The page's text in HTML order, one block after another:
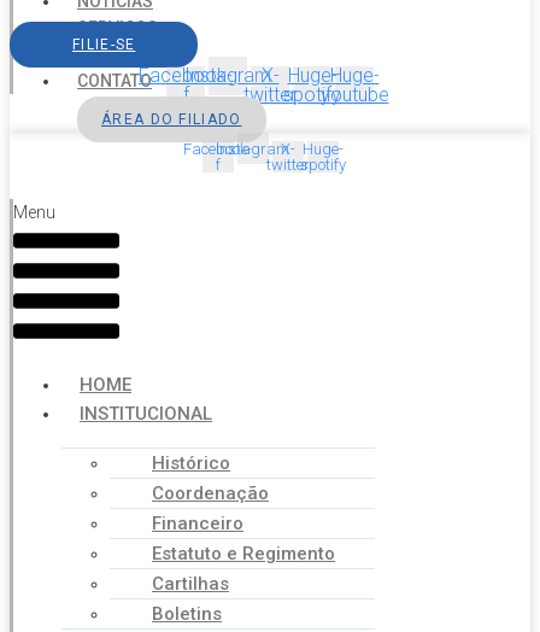
SERVIÇOS
AGENDA
CONTATO
FILIE-SE
Facebook-
f
InstagramX-
twitter
Huge-
spotify
Huge-
youtube
ÁREA DO FILIADO
Facebook-
f
InstagramX-
twitter
Huge-
spotify
Menu
HOME
INSTITUCIONAL
Histórico
Coordenação
Financeiro
Estatuto e Regimento
Cartilhas
Boletins